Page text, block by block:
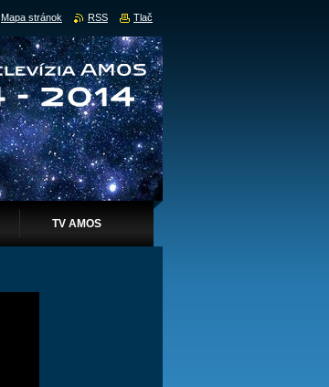
TV AMOS
Mapa stránok RSS Tlač